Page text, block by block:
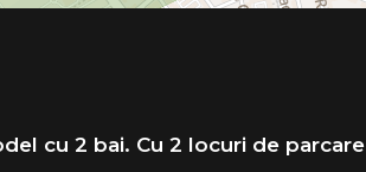
cu 2 bai. Cu 2 locuri de parcare